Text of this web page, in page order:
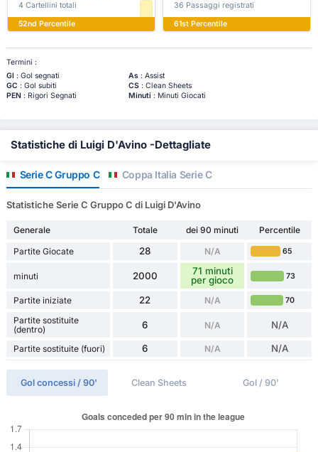
4 Cartellini totali
52nd Percentile
36 Passaggi registrati
61st Percentile
Termini :
Gl : Gol segnati As: Assist
GC : Gol subiti CS: Clean Sheets
PEN: Rigori Segnati Minuti : Minuti Giocati
Statistiche di Luigi D'Avino -Dettagliate
Serie C Gruppo C Coppa Italia Serie C
Statistiche Serie C Gruppo C di Luigi D'Avino
Generale Totale dei 90 minuti
Percentile
Partite Giocate
28 N/A 65
minuti 2000
71 minuti
per gioco
73
Partite iniziate 22 N/A 70
Partite sostituite
(dentro)
6 N/A N/A
Partite sostituite (fuori) 6 N/A N/A
Gol concessi / 90' Clean Sheets Gol / 90'